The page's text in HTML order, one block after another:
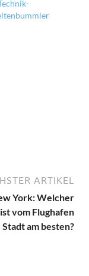
ARTIKEL
York: Welcher
vom Flughafen
Stadt am besten?